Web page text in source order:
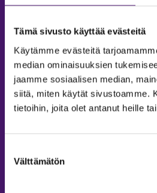
Tämä sivusto käyttää evästeitä
Käytämme evästeitä
median ominaisuuksien
jaamme sosiaalisen median,
siitä, miten käytät sivustoamme.
tietoihin, joita olet antanut heille
valinta
Välttämätön
Email: